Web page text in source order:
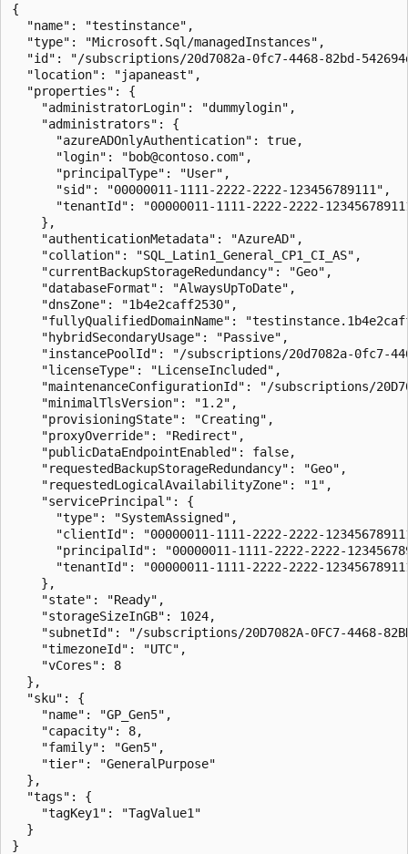
{
  "name": "testinstance",
  "type": "Microsoft.Sql/managedInstances",
"id": "/subscriptions/20d7082a-0fc7-4468-82bd-
  "location": "japaneast",
  "properties": {
    "administratorLogin": "dummylogin",
    "administrators": {
      "azureADOnlyAuthentication": true,
      "login": "bob@contoso.com",
      "principalType": "User",
      "sid": "00000011-1111-2222-2222-123456789111",
"tenantId": "00000011-1111-2222-2222-
    },
    "authenticationMetadata": "AzureAD",
    "collation": "SQL_Latin1_General_CP1_CI_AS",
    "currentBackupStorageRedundancy": "Geo",
    "databaseFormat": "AlwaysUpToDate",
    "dnsZone": "1b4e2caff2530",
"fullyQualifiedDomainName":
    "hybridSecondaryUsage": "Passive",
"instancePoolId": "/subscriptions/20d7082a-0fc7-
    "licenseType": "LicenseIncluded",
"maintenanceConfigurationId": "/subscriptions/
    "minimalTlsVersion": "1.2",
    "provisioningState": "Creating",
    "proxyOverride": "Redirect",
    "publicDataEndpointEnabled": false,
    "requestedBackupStorageRedundancy": "Geo",
    "requestedLogicalAvailabilityZone": "1",
    "servicePrincipal": {
      "type": "SystemAssigned",
"clientId": "00000011-1111-2222-2222-
"principalId": "00000011-1111-2222-2222-
"tenantId": "00000011-1111-2222-2222-
    },
    "state": "Ready",
    "storageSizeInGB": 1024,
"subnetId": "/subscriptions/20D7082A-0FC7-4468-
    "timezoneId": "UTC",
    "vCores": 8
  },
  "sku": {
    "name": "GP_Gen5",
    "capacity": 8,
    "family": "Gen5",
    "tier": "GeneralPurpose"
  },
  "tags": {
    "tagKey1": "TagValue1"
  }
}